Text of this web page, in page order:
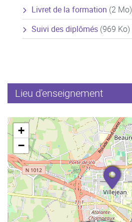
Livret de la formation (2 Mo)
Suivi des diplômés (969 Ko)
Lieu d'enseignement
+
−